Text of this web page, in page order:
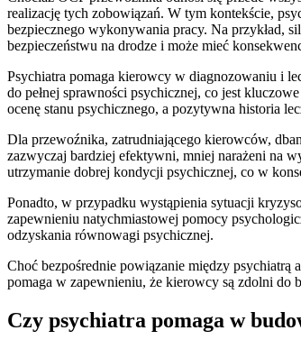
realizację tych zobowiązań. W tym kontekście,
bezpiecznego wykonywania pracy. Na przykład,
bezpieczeństwu na drodze i może mieć
Psychiatra pomaga kierowcy w diagnozowaniu i
do pełnej sprawności psychicznej, co jest
ocenę stanu psychicznego, a pozytywna historia
Dla przewoźnika, zatrudniającego kierowców,
zazwyczaj bardziej efektywni, mniej narażeni na
utrzymanie dobrej kondycji psychicznej, co w
Ponadto, w przypadku wystąpienia sytuacji
zapewnieniu natychmiastowej pomocy
odzyskania równowagi psychicznej.
Choć bezpośrednie powiązanie między psychiatrą
pomaga w zapewnieniu, że kierowcy są zdolni
Czy psychiatra pomaga w